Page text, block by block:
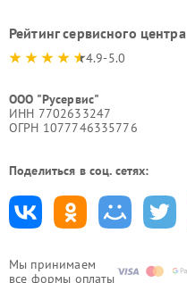
Мы принимаем
все формы оплаты
Рейтинг сервисного центра
4.9-5.0
ООО "Русервис"
ИНН 7702633247
ОГРН 1077746335776
Поделиться в соц. сетях: